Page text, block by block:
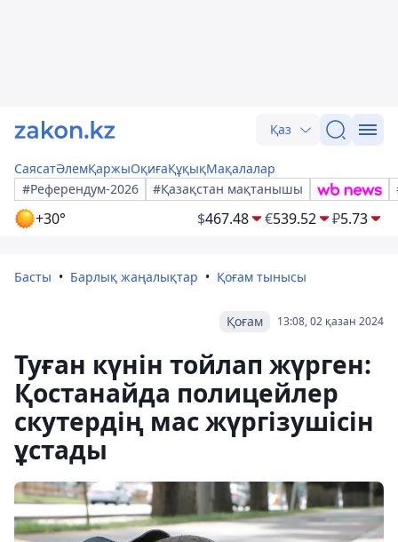
Қаз
СаясатӘлемҚаржыОқиғаҚұқықМақалалар
#Референдум-2026
#Қазақстан мақтанышы
+30° $467.48 €539.52 ₽5.73
Басты Барлық жаңалықтар Қоғам тынысы
13:08, 02 қазан 2024
Қоғам
Туған күнін тойлап жүрген:
Қостанайда полицейлер
скутердің мас жүргізушісін
ұстады